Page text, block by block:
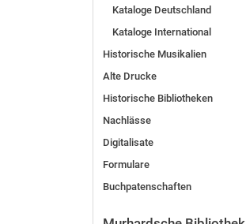
Kataloge Deutschland
Kataloge International
Historische Musikalien
Alte Drucke
Historische Bibliotheken
Nachlässe
Digitalisate
Formulare
Buchpatenschaften